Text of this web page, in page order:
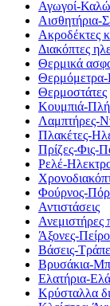
Αγωγοί-
Αισθητήρια-
Ακροδέκτες
Διακόπτες
Θερμικά
Θερμόμετρα-
Θερμοστάτες
Κουμπιά-
Λαμπτήρες-
Πλακέτες-
Πρίζες-Φις-
Ρελέ-
Φούρνος-
Αντιστάσεις
Ανεμιστήρες
Άξονες-
Βάσεις-
Βρυσάκια-
Ελατήρια-
Κρύσταλλα